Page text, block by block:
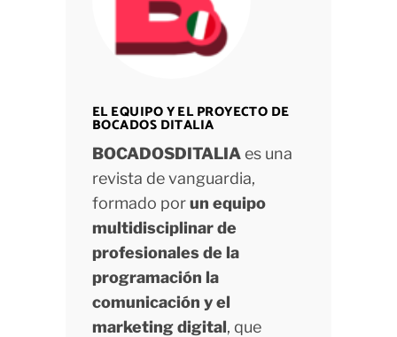
EL EQUIPO Y EL PROYECTO DE
BOCADOS DITALIA
BOCADOSDITALIAes una
revista de vanguardia,
formado porun equipo
multidisciplinar de
profesionales de la
programación la
comunicación y el
marketing digital, que